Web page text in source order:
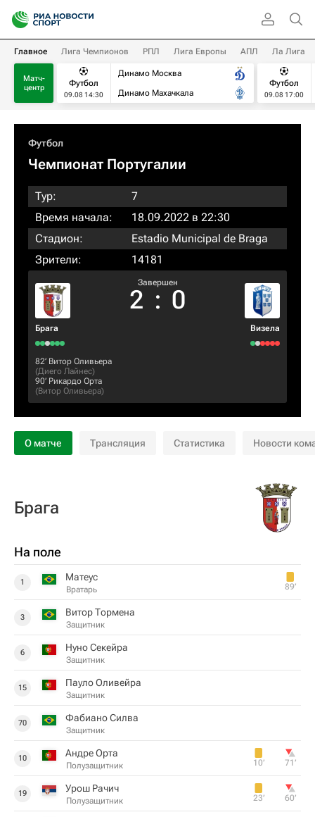
Главное Лига Чемпионов РПЛ Лига Европы АПЛ Ла Лига
Матч-
центр
Футбол
09.08 14:30
Динамо Москва
Динамо Махачкала
Футбол
09.08 17:00
Футбол
Чемпионат Португалии
Тур:
7
Время начала:
18.09.2022 в 22:30
Стадион:
Estadio Municipal de Braga
Зрители:
14181
Брага
Завершен
2 : 0
Визела
82‎’‎ Витор Оливьера
(Диего Лайнес)
90‎’‎ Рикардо Орта
(Витор Оливьера)
О матче Трансляция Статистика Новости
Брага
На поле
1 Матеус
Вратарь 89‎’‎
3 Витор Тормена
Защитник
6 Нуно Секейра
Защитник
15 Пауло Оливейра
Защитник
70 Фабиано Силва
Защитник
10 Андре Орта
Полузащитник 10‎’‎ 71‎’‎
19 Урош Рачич
Полузащитник 23‎’‎ 60‎’‎